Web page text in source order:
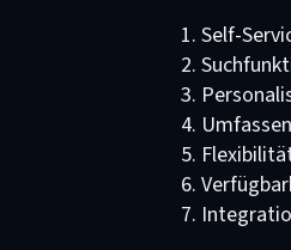
Self-